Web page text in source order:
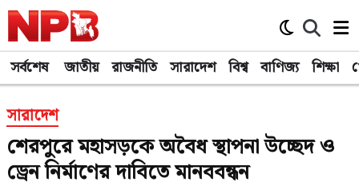
সর্বশেষ জাতীয় রাজনীতি সারাদেশ বিশ্ব বাণিজ্য শিক্ষা
সারাদেশ
শেরপুরে মহাসড়কে অবৈধ স্থাপনা উচ্ছেদ ও
ড্রেন নির্মাণের দাবিতে মানববন্ধন